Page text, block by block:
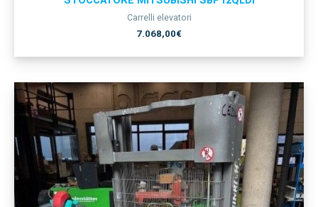
Carrelli elevatori
7.068,00€